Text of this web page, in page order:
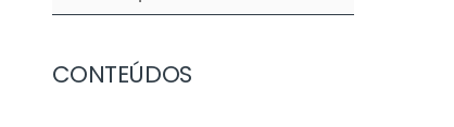
CONTEÚDOS